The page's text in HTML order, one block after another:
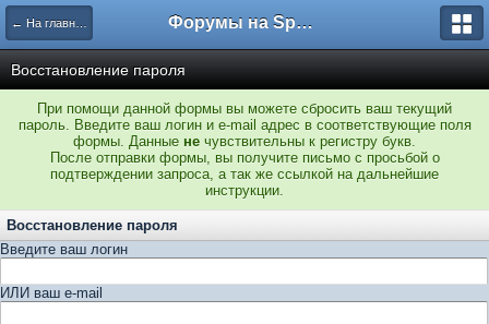
← На главную Форумы на Sportbox.ru
Восстановление пароля
При помощи данной формы вы можете сбросить ваш текущий
пароль. Введите ваш логин и e-mail адрес в соответствующие поля
формы. Данные не чувствительны к регистру букв.
После отправки формы, вы получите письмо с просьбой о
подтверждении запроса, а так же ссылкой на дальнейшие
инструкции.
Восстановление пароля
Введите ваш логин
ИЛИ ваш e-mail